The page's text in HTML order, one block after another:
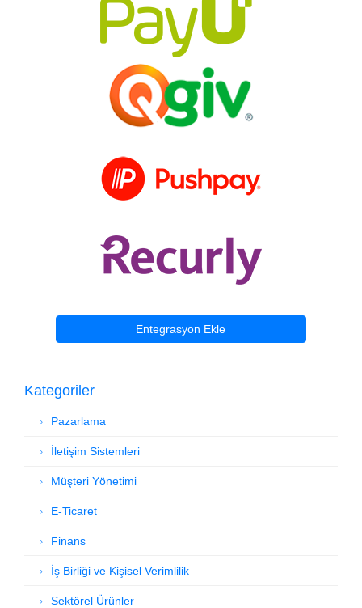
Entegrasyon Ekle
Kategoriler
Pazarlama
İletişim Sistemleri
Müşteri Yönetimi
E-Ticaret
Finans
İş Birliği ve Kişisel Verimlilik
Sektörel Ürünler